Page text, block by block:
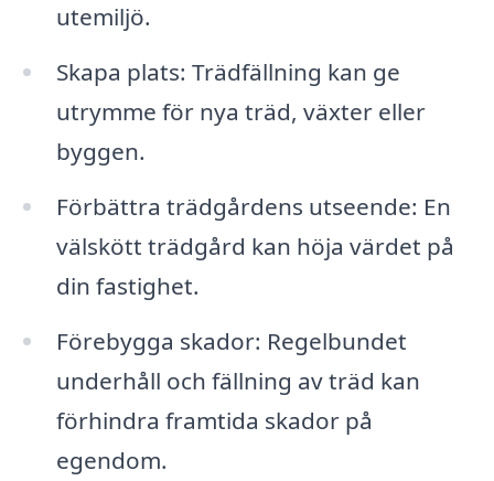
utemiljö.
Skapa plats: Trädfällning kan ge
utrymme för nya träd, växter eller
byggen.
Förbättra trädgårdens utseende: En
välskött trädgård kan höja värdet på
din fastighet.
Förebygga skador: Regelbundet
underhåll och fällning av träd kan
förhindra framtida skador på
egendom.